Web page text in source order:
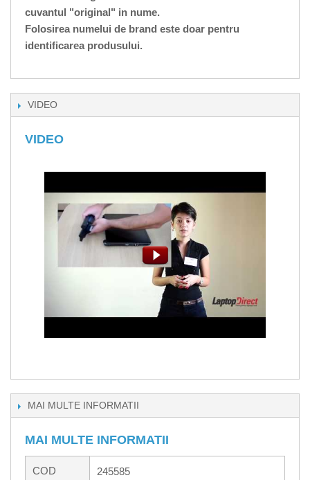
cuvantul "original" in nume.
Folosirea numelui de brand este doar pentru
identificarea produsului.
VIDEO
VIDEO
MAI MULTE INFORMATII
MAI MULTE INFORMATII
COD 245585